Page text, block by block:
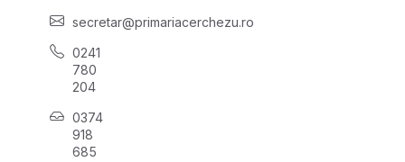
secretar@primariacerchezu.ro
0241
780
204
0374
918
685